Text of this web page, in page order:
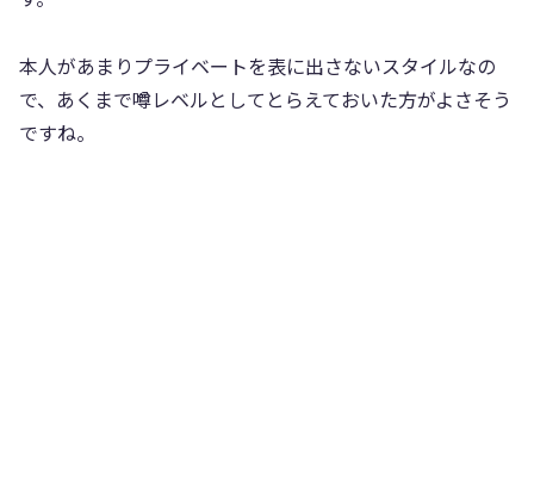
本人があまりプライベートを表に出さないスタイルなの
で、あくまで噂レベルとしてとらえておいた方がよさそう
ですね。